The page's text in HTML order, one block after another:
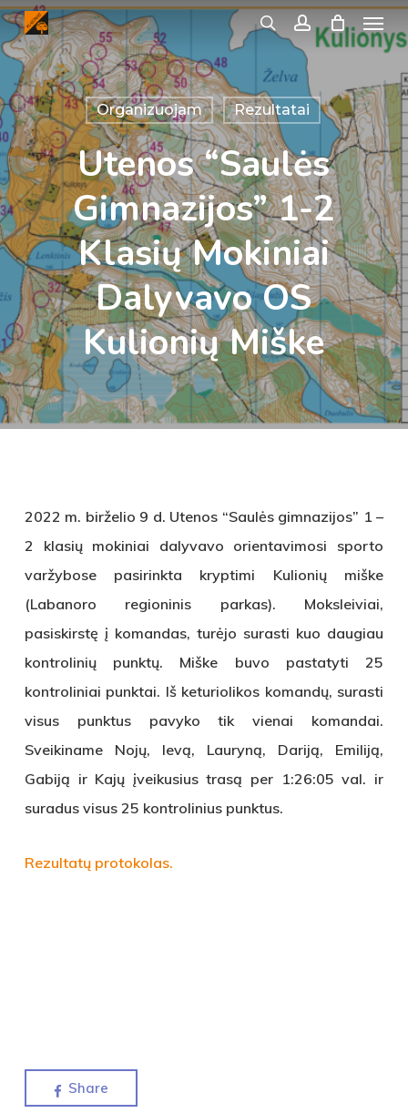
Skip
to
main
content
searchaccount
Menu
Organizuojam Rezultatai
Utenos “Saulės
Gimnazijos” 1-2
Klasių Mokiniai
Dalyvavo OS
Kulionių Miške
2022 m. birželio 9 d. Utenos “Saulės gimnazijos” 1 –
2 klasių mokiniai dalyvavo orientavimosi sporto
varžybose pasirinkta kryptimi Kulionių miške
(Labanoro regioninis parkas). Moksleiviai,
pasiskirstę į komandas, turėjo surasti kuo daugiau
kontrolinių punktų. Miške buvo pastatyti 25
kontroliniai punktai. Iš keturiolikos komandų, surasti
visus punktus pavyko tik vienai komandai.
Sveikiname Nojų, Ievą, Lauryną, Dariją, Emiliją,
Gabiją ir Kajų įveikusius trasą per 1:26:05 val. ir
suradus visus 25 kontrolinius punktus.
Rezultatų protokolas.
Share